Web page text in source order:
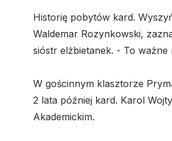
Historię pobytów kard.
Waldemar Rozynkowski,
sióstr elżbietanek. - To
W gościnnym klasztorze
2 lata później kard. Karol
Akademickim.